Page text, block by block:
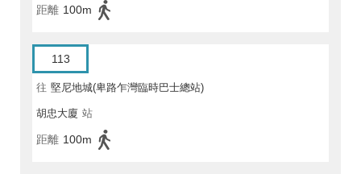
距離 100m
113
往 堅尼地城(卑路乍灣臨時巴士總站)
胡忠大廈 站
距離 100m